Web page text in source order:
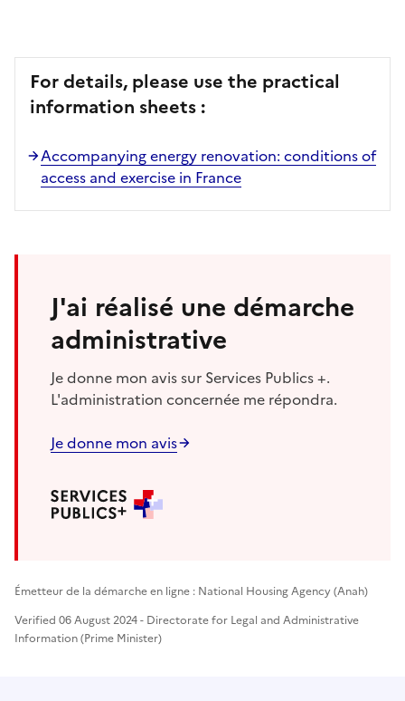
For details, please use the practical
information sheets :
Accompanying energy renovation: conditions of
access and exercise in France
J'ai réalisé une démarche
administrative
Je donne mon avis sur Services Publics +.
L'administration concernée me répondra.
Je donne mon avis
Émetteur de la démarche en ligne : National Housing Agency (Anah)
Verified 06 August 2024 - Directorate for Legal and Administrative
Information (Prime Minister)